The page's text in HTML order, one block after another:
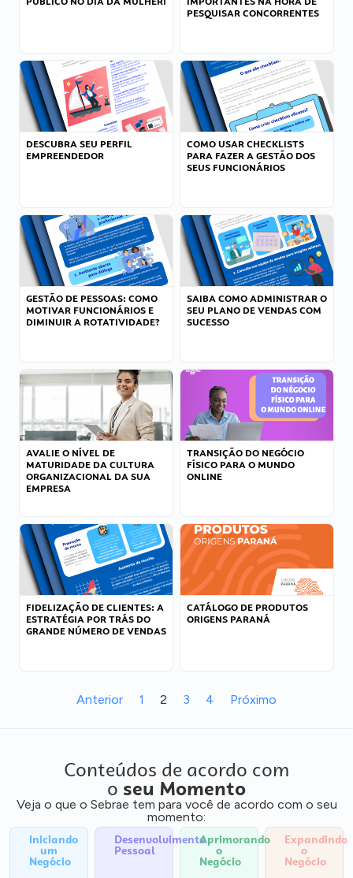
PESQUISAR CONCORRENTES
DESCUBRA SEU PERFIL
EMPREENDEDOR
COMO USAR CHECKLISTS
PARA FAZER A GESTÃO DOS
SEUS FUNCIONÁRIOS
GESTÃO DE PESSOAS: COMO
MOTIVAR FUNCIONÁRIOS E
DIMINUIR A ROTATIVIDADE?
SAIBA COMO ADMINISTRAR O
SEU PLANO DE VENDAS COM
SUCESSO
AVALIE O NÍVEL DE
MATURIDADE DA CULTURA
ORGANIZACIONAL DA SUA
EMPRESA
TRANSIÇÃO DO NEGÓCIO
FÍSICO PARA O MUNDO
ONLINE
FIDELIZAÇÃO DE CLIENTES: A
ESTRATÉGIA POR TRÁS DO
GRANDE NÚMERO DE VENDAS
CATÁLOGO DE PRODUTOS
ORIGENS PARANÁ
Anterior 1 2 3 4 Próximo
Conteúdos de acordo com
o seu Momento
Veja o que o Sebrae tem para você de acordo com o seu
momento:
Iniciando
um
Negócio
Desenvolvimento
Pessoal
Aprimorando
o
Negócio
Expandindo
o
Negócio